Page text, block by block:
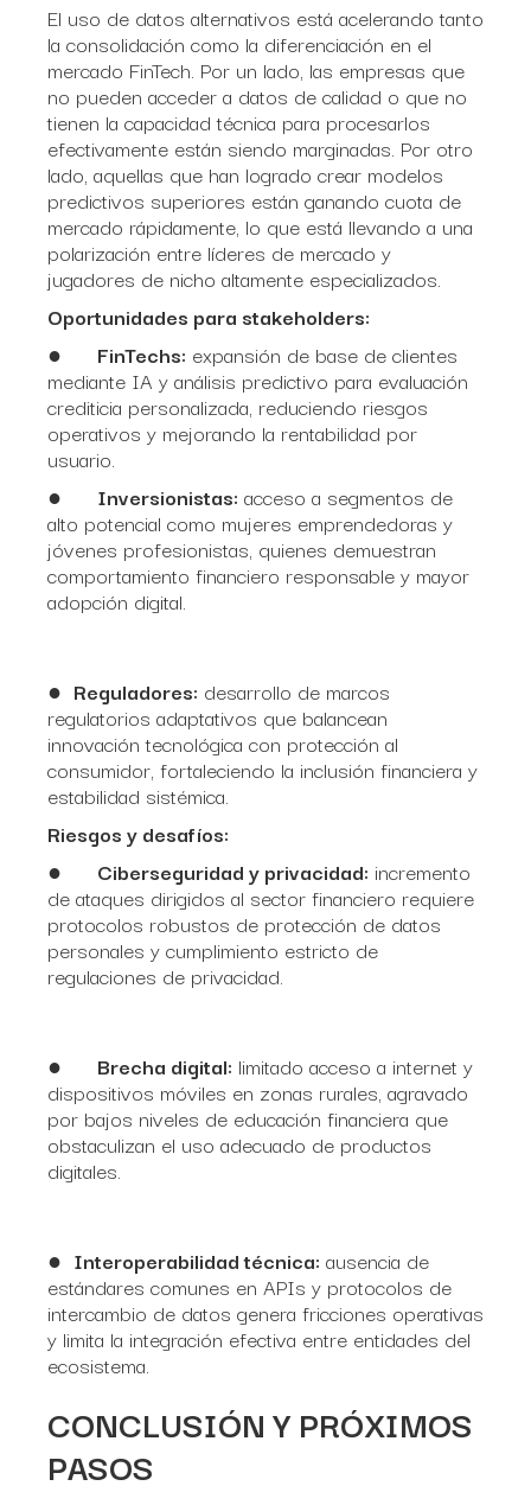
El uso de datos alternativos está acelerando tanto
la consolidación como la diferenciación en el
mercado FinTech. Por un lado, las empresas que
no pueden acceder a datos de calidad o que no
tienen la capacidad técnica para procesarlos
efectivamente están siendo marginadas. Por otro
lado, aquellas que han logrado crear modelos
predictivos superiores están ganando cuota de
mercado rápidamente, lo que está llevando a una
polarización entre líderes de mercado y
jugadores de nicho altamente especializados.
Oportunidades para stakeholders:
● FinTechs: expansión de base de clientes
mediante IA y análisis predictivo para evaluación
crediticia personalizada, reduciendo riesgos
operativos y mejorando la rentabilidad por
usuario.
● Inversionistas: acceso a segmentos de
alto potencial como mujeres emprendedoras y
jóvenes profesionistas, quienes demuestran
comportamiento financiero responsable y mayor
adopción digital.
● Reguladores: desarrollo de marcos
regulatorios adaptativos que balancean
innovación tecnológica con protección al
consumidor, fortaleciendo la inclusión financiera y
estabilidad sistémica.
Riesgos y desafíos:
● Ciberseguridad y privacidad: incremento
de ataques dirigidos al sector financiero requiere
protocolos robustos de protección de datos
personales y cumplimiento estricto de
regulaciones de privacidad.
● Brecha digital: limitado acceso a internet y
dispositivos móviles en zonas rurales, agravado
por bajos niveles de educación financiera que
obstaculizan el uso adecuado de productos
digitales.
● Interoperabilidad técnica: ausencia de
estándares comunes en APIs y protocolos de
intercambio de datos genera fricciones operativas
y limita la integración efectiva entre entidades del
ecosistema.
CONCLUSIÓN Y PRÓXIMOS
PASOS